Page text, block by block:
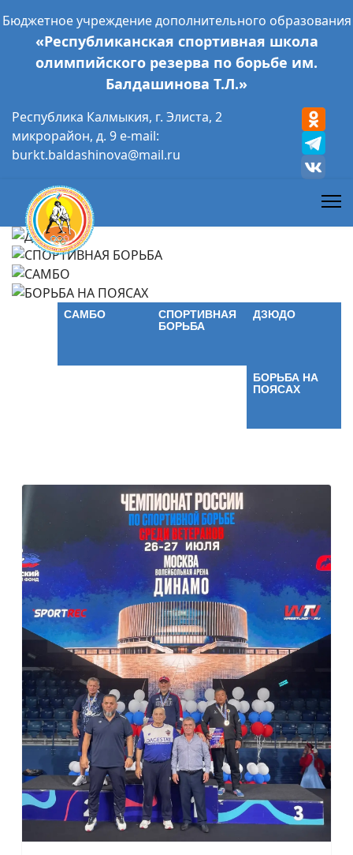
Бюджетное учреждение дополнительного образования
«Республиканская спортивная школа
олимпийского резерва по борьбе им.
Балдашинова Т.Л.»
Республика Калмыкия, г. Элиста, 2
микрорайон, д. 9 e-mail:
burkt.baldashinova@mail.ru
ДЗЮДО
СПОРТИВНАЯ
БОРЬБА
САМБО
БОРЬБА НА
ПОЯСАХ